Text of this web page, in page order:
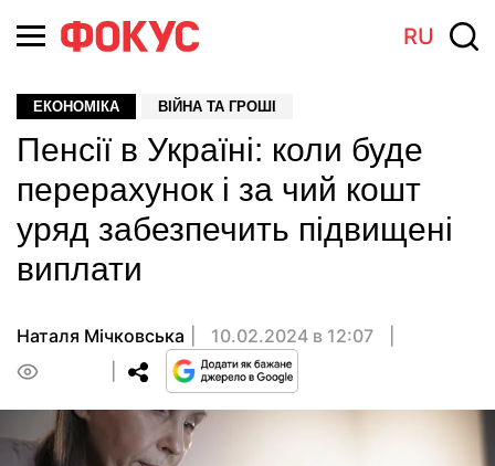
RU
ЕКОНОМІКА ВІЙНА ТА ГРОШІ
Пенсії в Україні: коли буде
перерахунок і за чий кошт
уряд забезпечить підвищені
виплати
Наталя Мічковська
10.02.2024 в 12:07